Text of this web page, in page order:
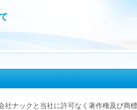
社ナックと当社に許可なく著作権及び商